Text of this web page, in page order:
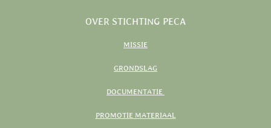
OVER STICHTING PECA
MISSIE
GRONDSLAG
DOCUMENTATIE
PROMOTIE MATERIAAL